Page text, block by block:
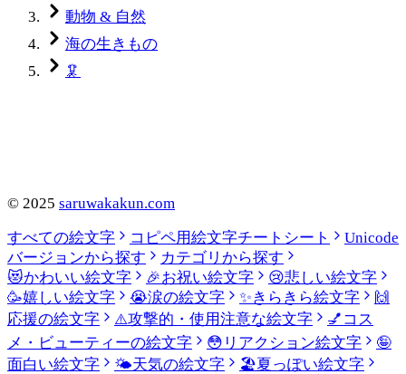
動物 & 自然
海の生きもの
🦑
© 2025 saruwakakun.com
すべての絵文字
コピペ用絵文字チートシート
Unicode
バージョンから探す
カテゴリから探す
😻かわいい絵文字 🎉お祝い絵文字 😢悲しい絵文字
🥳嬉しい絵文字 😭涙の絵文字 ✨きらきら絵文字
🙌
応援の絵文字
⚠️攻撃的・使用注意な絵文字 💅 コス
メ・ビューティーの絵文字
😳 リアクション絵文字
🤪
面白い絵文字
🌤️天気の絵文字 🏖️夏っぽい絵文字